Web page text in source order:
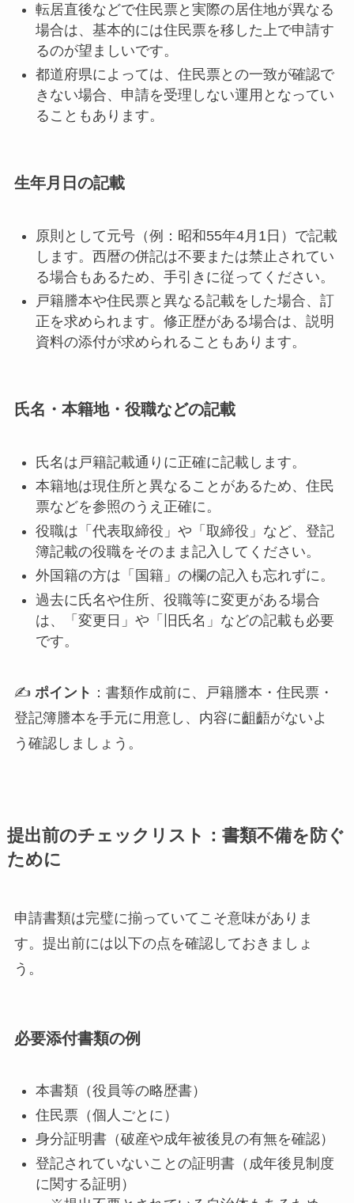
転居直後などで住民票と実際の居住地が異なる
場合は、基本的には住民票を移した上で申請す
るのが望ましいです。
都道府県によっては、住民票との一致が確認で
きない場合、申請を受理しない運用となってい
ることもあります。
生年月日の記載
原則として元号（例：昭和55年4月1日）で記載
します。西暦の併記は不要または禁止されてい
る場合もあるため、手引きに従ってください。
戸籍謄本や住民票と異なる記載をした場合、訂
正を求められます。修正歴がある場合は、説明
資料の添付が求められることもあります。
氏名・本籍地・役職などの記載
氏名は戸籍記載通りに正確に記載します。
本籍地は現住所と異なることがあるため、住民
票などを参照のうえ正確に。
役職は「代表取締役」や「取締役」など、登記
簿記載の役職をそのまま記入してください。
外国籍の方は「国籍」の欄の記入も忘れずに。
過去に氏名や住所、役職等に変更がある場合
は、「変更日」や「旧氏名」などの記載も必要
です。
✍ ポイント ：書類作成前に、戸籍謄本・住民票・
登記簿謄本を手元に用意し、内容に齟齬がないよ
う確認しましょう。
提出前のチェックリスト：書類不備を防ぐ
ために
申請書類は完璧に揃っていてこそ意味がありま
す。提出前には以下の点を確認しておきましょ
う。
必要添付書類の例
本書類（役員等の略歴書）
住民票（個人ごとに）
身分証明書（破産や成年被後見の有無を確認）
登記されていないことの証明書（成年後見制度
に関する証明）